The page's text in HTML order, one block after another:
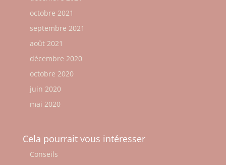
octobre 2021
septembre 2021
août 2021
décembre 2020
octobre 2020
juin 2020
mai 2020
Cela pourrait vous intéresser
Conseils